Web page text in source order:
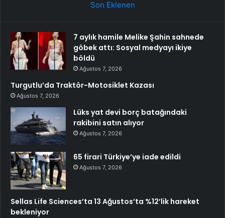
Son Eklenen
7 aylık hamile Melike Şahin sahnede
göbek attı: Sosyal medyayı ikiye
böldü
Ağustos 7, 2026
Turgutlu’da Traktör-Motosiklet Kazası
Ağustos 7, 2026
Lüks yat devi borç batağındaki
rakibini satın alıyor
Ağustos 7, 2026
65 firari Türkiye’ye iade edildi
Ağustos 7, 2026
Sellas Life Sciences’ta 13 Ağustos’ta %12’lik hareket
bekleniyor